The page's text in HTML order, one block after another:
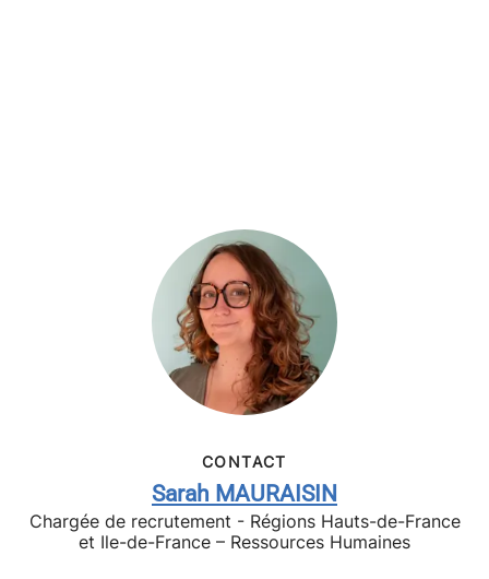
CONTACT
Sarah MAURAISIN
Chargée de recrutement - Régions Hauts-de-France
et Ile-de-France – Ressources Humaines